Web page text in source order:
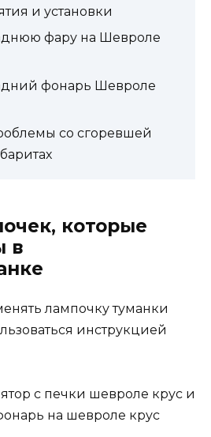
и установки
фару на Шевроле
фонарь Шевроле
со сгоревшей
которые
в
лампочку туманки
инструкцией